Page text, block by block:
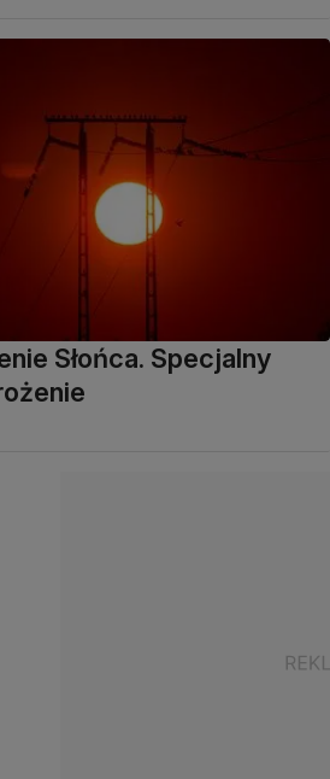
Słońca. Specjalny